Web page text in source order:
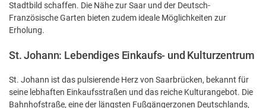
Stadtbild schaffen. Die Nähe zur Saar und der Deutsch-
Französische Garten bieten zudem ideale Möglichkeiten zur
Erholung.
St. Johann: Lebendiges Einkaufs- und Kulturzentrum
St. Johann ist das pulsierende Herz von Saarbrücken, bekannt für
seine lebhaften Einkaufsstraßen und das reiche Kulturangebot. Die
Bahnhofstraße, eine der längsten Fußgängerzonen Deutschlands,